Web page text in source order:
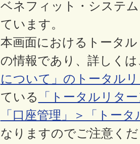
ベネフィット・システ
ています。
本画面におけるトータ
の情報であり、詳しくは
について」のトータル
ている
「トータルリタ
「口座管理」＞「トー
なりますのでご注意く